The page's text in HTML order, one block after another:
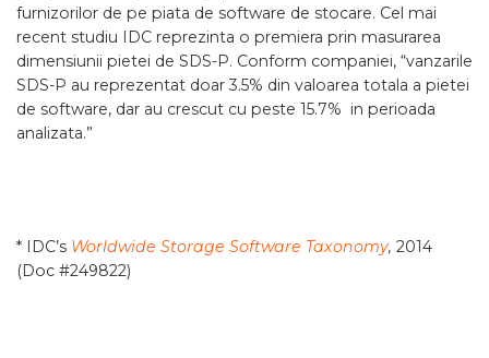
furnizorilor de pe piata de software de stocare. Cel mai
recent studiu IDC reprezinta o premiera prin masurarea
dimensiunii pietei de SDS-P. Conform companiei, “vanzarile
SDS-P au reprezentat doar 3.5% din valoarea totala a pietei
de software, dar au crescut cu peste 15.7% in perioada
analizata.”
* IDC’s Worldwide Storage Software Taxonomy, 2014
(Doc #249822)